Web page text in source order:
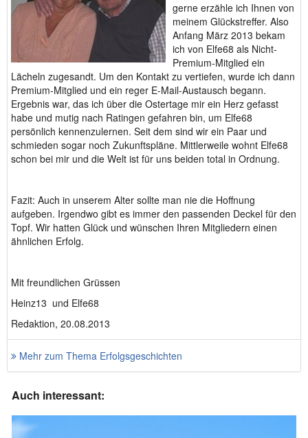
gerne erzähle ich Ihnen von
meinem Glückstreffer. Also
Anfang März 2013 bekam
ich von Elfe68 als Nicht-
Premium-Mitglied ein
Lächeln zugesandt. Um den Kontakt zu vertiefen, wurde ich dann
Premium-Mitglied und ein reger E-Mail-Austausch begann.
Ergebnis war, das ich über die Ostertage mir ein Herz gefasst
habe und mutig nach Ratingen gefahren bin, um Elfe68
persönlich kennenzulernen. Seit dem sind wir ein Paar und
schmieden sogar noch Zukunftspläne. Mittlerweile wohnt Elfe68
schon bei mir und die Welt ist für uns beiden total in Ordnung.
Fazit: Auch in unserem Alter sollte man nie die Hoffnung
aufgeben. Irgendwo gibt es immer den passenden Deckel für den
Topf. Wir hatten Glück und wünschen Ihren Mitgliedern einen
ähnlichen Erfolg.
Mit freundlichen Grüssen
Heinz13 und Elfe68
Redaktion, 20.08.2013
Mehr zum Thema Erfolgsgeschichten
Auch interessant: